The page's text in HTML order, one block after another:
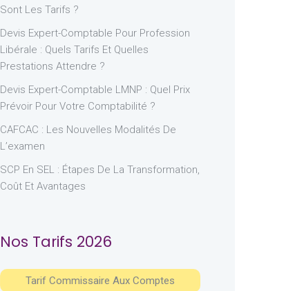
Sont Les Tarifs ?
Devis Expert-Comptable Pour Profession
Libérale : Quels Tarifs Et Quelles
Prestations Attendre ?
Devis Expert-Comptable LMNP : Quel Prix
Prévoir Pour Votre Comptabilité ?
CAFCAC : Les Nouvelles Modalités De
L’examen
SCP En SEL : Étapes De La Transformation,
Coût Et Avantages
Nos Tarifs 2026
Tarif Commissaire Aux Comptes